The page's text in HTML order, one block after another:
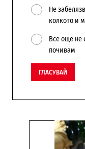
Не
колкото и
Все още не
почивам
ГЛАСУВАЙ